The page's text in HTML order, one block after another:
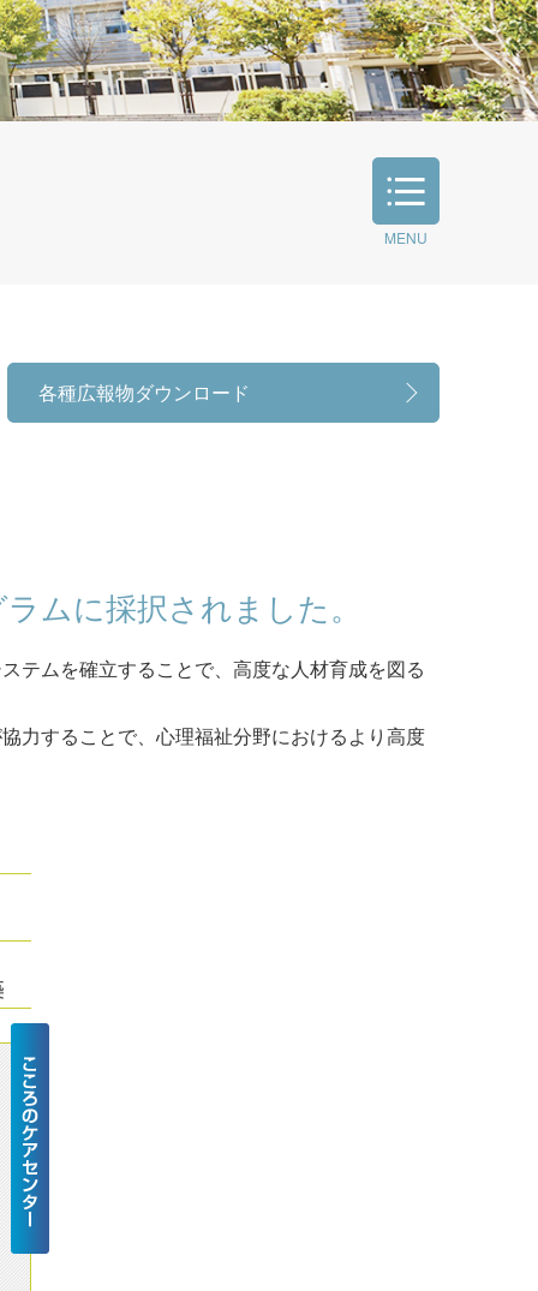
MENU
キャンパス紹介
各種広報物ダウンロード
ムに採択されました。
テムを確立することで、高度な人材育成を図る
力することで、心理福祉分野におけるより高度